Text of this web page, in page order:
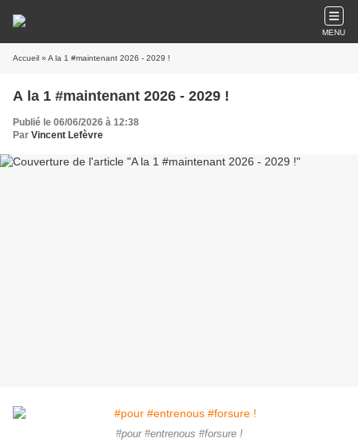
MENU
Accueil » A la 1 #maintenant 2026 - 2029 !
A la 1 #maintenant 2026 - 2029 !
Publié le 06/06/2026 à 12:38
Par Vincent Lefèvre
#pour #entrenous #forsure !